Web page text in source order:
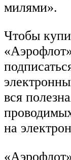
милями».
Чтобы
вся
на